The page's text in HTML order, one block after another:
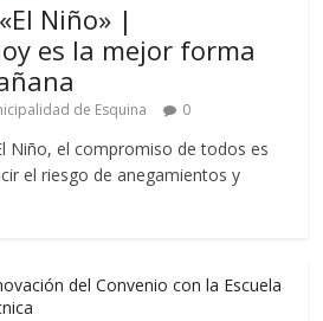
Niño» |
es la mejor forma
de Esquina 0
Niño, el compromiso de todos es
el riesgo de anegamientos y
del Convenio con la Escuela